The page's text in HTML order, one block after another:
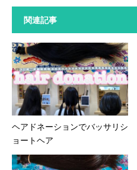
関連記事
ヘアドネーションでバッサリシ
ョートヘア